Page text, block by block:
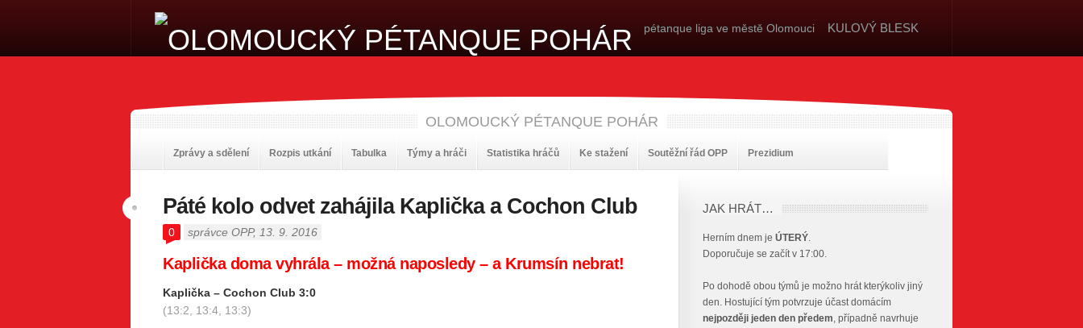
pétanque liga ve městě Olomouci KULOVÝ BLESK
OLOMOUCKÝ PÉTANQUE POHÁR
Zprávy a sdělení Rozpis utkání Tabulka Týmy a hráči Statistika hráčů Ke stažení Soutěžní řád OPP Prezidium
Páté kolo odvet zahájila Kaplička a Cochon Club
0 správce OPP, 13. 9. 2016
Kaplička doma vyhrála – možná naposledy – a Krumsín nebrat!
Kaplička – Cochon Club 3:0
(13:2, 13:4, 13:3)
JAK HRÁT…
Herním dnem je ÚTERÝ.
Doporučuje se začít v 17:00.
Po dohodě obou týmů je možno hrát kterýkoliv jiný
den. Hostující tým potvrzuje účast domácím
nejpozději jeden den předem, případně navrhuje